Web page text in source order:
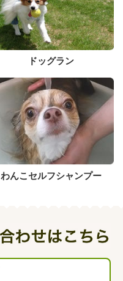
ドッグラン
わんこセルフシャンプー